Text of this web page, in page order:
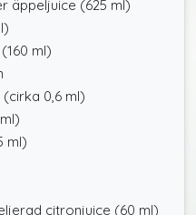
äppeljuice (625 ml)
ml)
0,6 ml)
ml)
citronjuice (60 ml)